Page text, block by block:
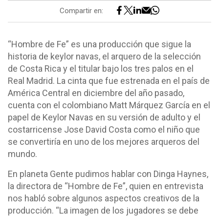
Compartir en:
“Hombre de Fe” es una producción que sigue la
historia de keylor navas, el arquero de la selección
de Costa Rica y el titular bajo los tres palos en el
Real Madrid. La cinta que fue estrenada en el país de
América Central en diciembre del año pasado,
cuenta con el colombiano Matt Márquez García en el
papel de Keylor Navas en su versión de adulto y el
costarricense Jose David Costa como el niño que
se convertiría en uno de los mejores arqueros del
mundo.
En planeta Gente pudimos hablar con Dinga Haynes,
la directora de “Hombre de Fe”, quien en entrevista
nos habló sobre algunos aspectos creativos de la
producción. “La imagen de los jugadores se debe